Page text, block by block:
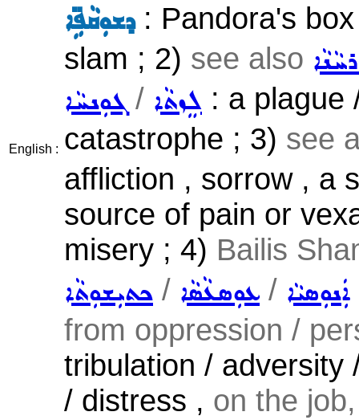
English :
ܕܫܘܼܩܵܦܹ̈ܐ: Pandora's
slam ; 2) see also
ܓܘܼܢܚܵܐ / ܠܸܙܬܵܐ : a plague
catastrophe ; 3) see
affliction , sorrow , a
source of pain or
misery ; 4) Bailis
ܟܬܝܼܫܘܼܬܵܐ / ܥܘܼܣܥܵܣܵܐ / ܐܲܢܘܼܣܝܵܐ
from oppression /
tribulation / adversity
/ distress , on the